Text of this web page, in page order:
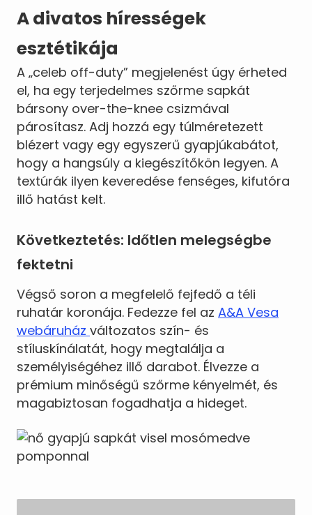
A divatos hírességek
esztétikája
A „celeb off-duty” megjelenést úgy érheted
el, ha egy terjedelmes szőrme sapkát
bársony over-the-knee csizmával
párosítasz. Adj hozzá egy túlméretezett
blézert vagy egy egyszerű gyapjúkabátot,
hogy a hangsúly a kiegészítőkön legyen. A
textúrák ilyen keveredése fenséges, kifutóra
illő hatást kelt.
Következtetés: Időtlen melegségbe
fektetni
Végső soron a megfelelő fejfedő a téli
ruhatár koronája. Fedezze fel az A&A Vesa
webáruház változatos szín- és
stíluskínálatát, hogy megtalálja a
személyiségéhez illő darabot. Élvezze a
prémium minőségű szőrme kényelmét, és
magabiztosan fogadhatja a hideget.